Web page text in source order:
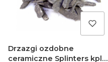
Drzazgi ozdobne
ceramiczne Splinters kpl. 1